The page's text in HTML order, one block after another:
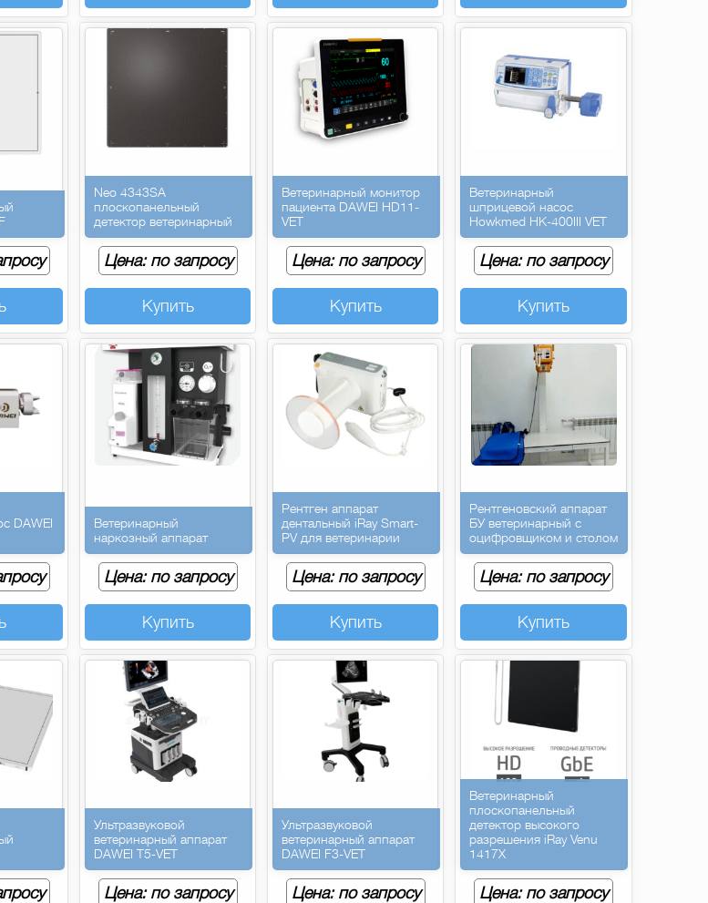
Neo 4343SA
плоскопанельный
детектор ветеринарный
Цена: по запросу
Купить
Ветеринарный монитор
пациента DAWEI HD11-
VET
Цена: по запросу
Купить
Ветеринарный
шприцевой насос
Howkmed HK-400III VET
Цена: по запросу
Купить
DAWEI
Ветеринарный
наркозный аппарат
Цена: по запросу
Купить
Рентген аппарат
дентальный iRay Smart-
PV для ветеринарии
Цена: по запросу
Купить
Рентгеновский аппарат
БУ ветеринарный с
оцифровщиком и столом
Цена: по запросу
Купить
Ультразвуковой
ветеринарный аппарат
DAWEI T5-VET
Цена: по запросу
Ультразвуковой
ветеринарный аппарат
DAWEI F3-VET
Цена: по запросу
Ветеринарный
плоскопанельный
детектор высокого
разрешения iRay Venu
1417X
Цена: по запросу